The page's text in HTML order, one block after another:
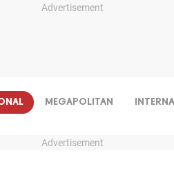
Advertisement
MEGAPOLITAN
Advertisement